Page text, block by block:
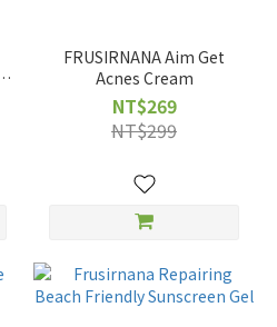
FRUSIRNANA Aim Get
Acnes Cream
NT$269
NT$299